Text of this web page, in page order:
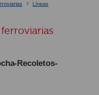
Líneas
Recoletos-